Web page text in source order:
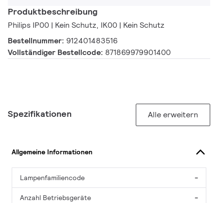
Produktbeschreibung
Philips IP00 | Kein Schutz, IK00 | Kein Schutz
Bestellnummer: 912401483516
Vollständiger Bestellcode: 871869979901400
Spezifikationen Alle erweitern
Allgemeine Informationen
Lampenfamiliencode -
Anzahl Betriebsgeräte -